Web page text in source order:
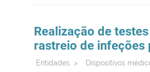
Realização detestes
rastreio de infeções
Entidades > Dispositivos